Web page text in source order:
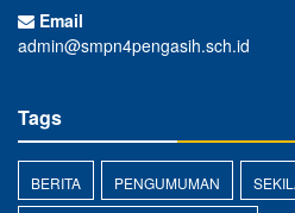
Email
admin@smpn4pengasih.sch.id
Tags
BERITA PENGUMUMAN